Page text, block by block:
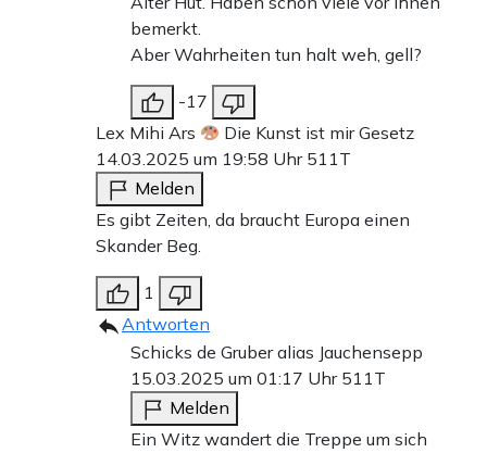
bemerkt.
Aber Wahrheiten tun halt weh, gell?
-17
Lex Mihi Ars
Die Kunst ist mir Gesetz
14.03.2025 um 19:58 Uhr 511T
Melden
Es gibt Zeiten, da braucht Europa einen
Skander Beg.
1
Antworten
Schicks de Gruber alias Jauchensepp
15.03.2025 um 01:17 Uhr 511T
Melden
Ein Witz wandert die Treppe um sich